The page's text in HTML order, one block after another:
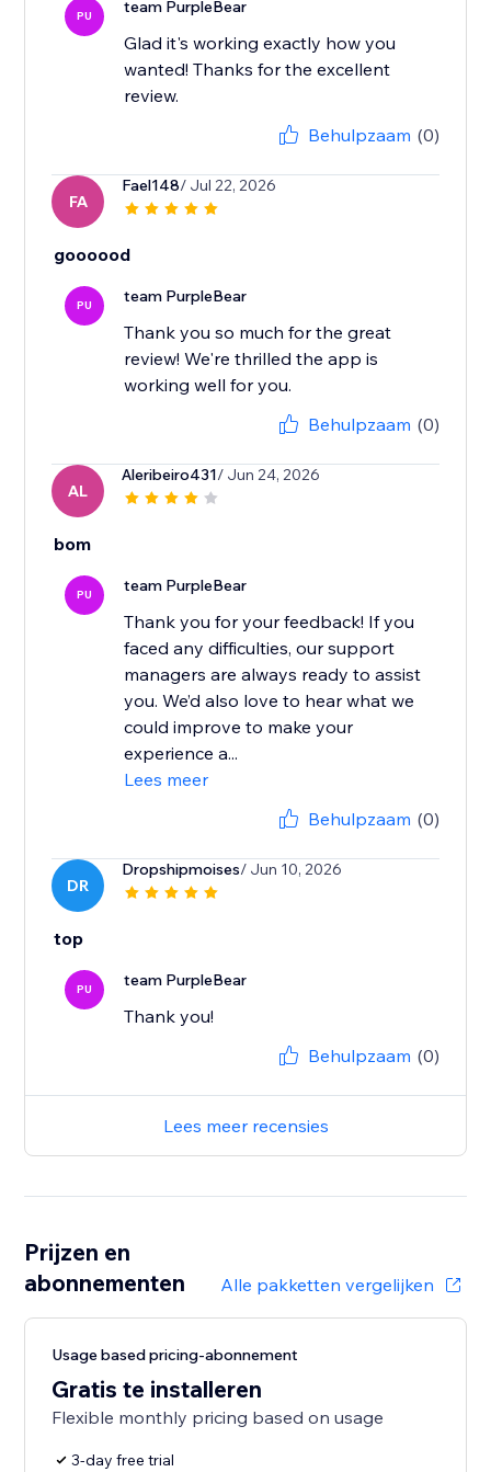
PU team PurpleBear
Glad it's working exactly how you
wanted! Thanks for the excellent
review.
Behulpzaam (0)
FA
Fael148/ Jul 22, 2026
goooood
PU team PurpleBear
Thank you so much for the great
review! We're thrilled the app is
working well for you.
Behulpzaam (0)
AL
Aleribeiro431/ Jun 24, 2026
bom
PU team PurpleBear
Thank you for your feedback! If you
faced any difficulties, our support
managers are always ready to assist
you. We’d also love to hear what we
could improve to make your
experience a...
Lees meer
Behulpzaam (0)
DR
Dropshipmoises/ Jun 10, 2026
top
PU team PurpleBear
Thank you!
Behulpzaam (0)
Lees meer recensies
Prijzen en
abonnementen
Alle pakketten vergelijken
Usage based pricing-abonnement
Gratis te installeren
Flexible monthly pricing based on usage
3-day free trial